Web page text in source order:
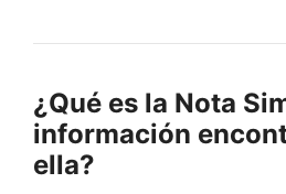
¿Qué es la Nota
información
ella?